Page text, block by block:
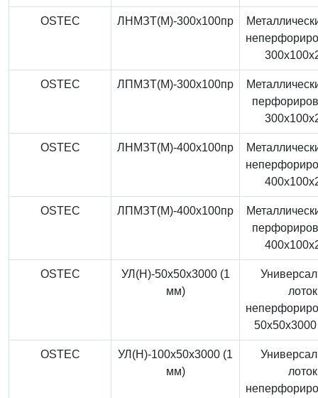
OSTEC ЛНМЗТ(М)-300x100пр
OSTEC ЛПМЗТ(М)-300x100пр
OSTEC ЛНМЗТ(М)-400x100пр
OSTEC ЛПМЗТ(М)-400x100пр
OSTEC
УЛ(Н)-50x50x3000 (1
мм)
лоток
OSTEC
УЛ(Н)-100x50x3000 (1
мм)
лоток